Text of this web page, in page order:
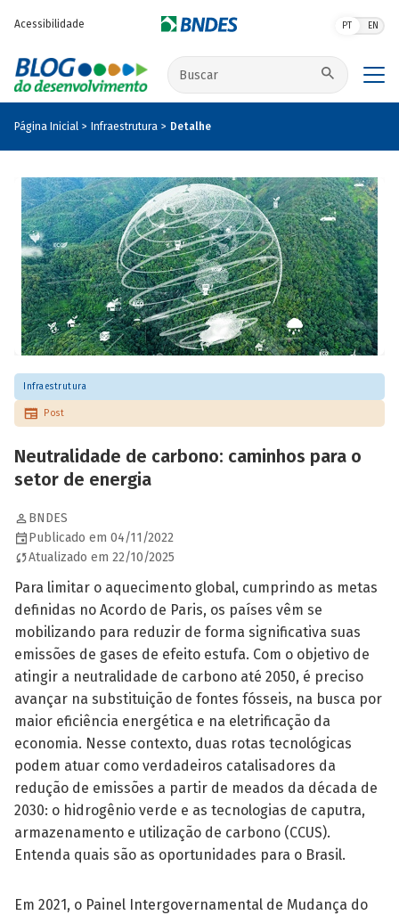
Acessibilidade PT EN
Buscar no site
Página Inicial Infraestrutura Detalhe
Infraestrutura
Post
Neutralidade de carbono: caminhos para o
setor de energia
BNDES
Publicado em 04/11/2022
Atualizado em 22/10/2025
Para limitar o aquecimento global, cumprindo as metas
definidas no Acordo de Paris, os países vêm se
mobilizando para reduzir de forma significativa suas
emissões de gases de efeito estufa. Com o objetivo de
atingir a neutralidade de carbono até 2050, é preciso
avançar na substituição de fontes fósseis, na busca por
maior eficiência energética e na eletrificação da
economia. Nesse contexto, duas rotas tecnológicas
podem atuar como verdadeiros catalisadores da
redução de emissões a partir de meados da década de
2030: o hidrogênio verde e as tecnologias de caputra,
armazenamento e utilização de carbono (CCUS).
Entenda quais são as oportunidades para o Brasil.
Em 2021, o Painel Intergovernamental de Mudança do